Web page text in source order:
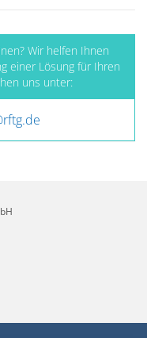
Wir helfen Ihnen
einer Lösung für Ihren
uns unter: